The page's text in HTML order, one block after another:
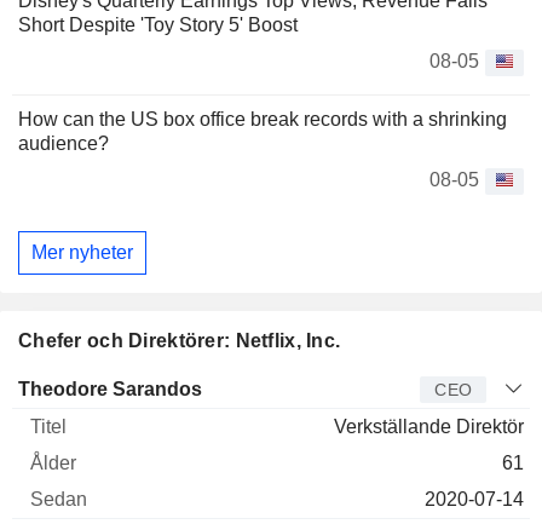
Short Despite 'Toy Story 5' Boost
08-05
How can the US box office break records with a shrinking
audience?
08-05
Mer nyheter
Chefer och Direktörer: Netflix, Inc.
Verkställande
Theodore Sarandos CEO
Verkställande Direktör
61
2020-07-14